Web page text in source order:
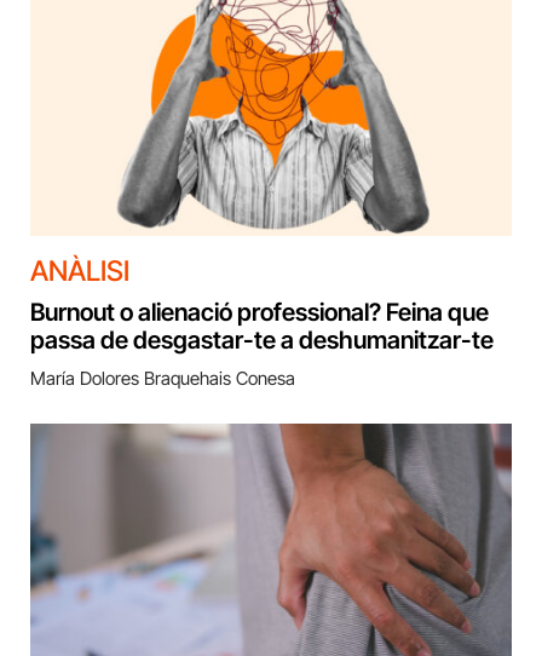
ANÀLISI
Burnout o alienació professional? Feina que
passa de desgastar-te a deshumanitzar-te
María Dolores Braquehais Conesa